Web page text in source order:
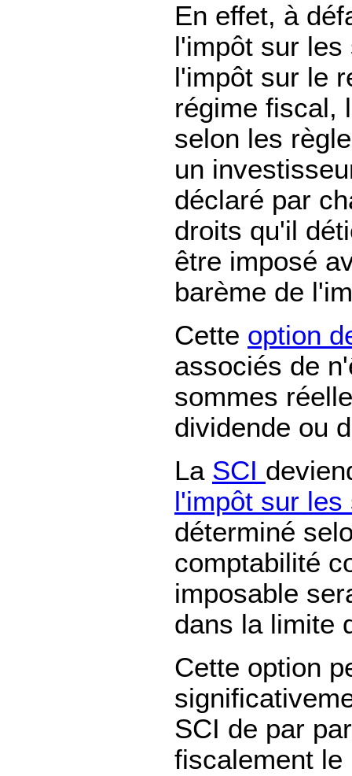
En effet, à
l'impôt sur
l'impôt sur le
régime fiscal,
selon les
un
déclaré par
droits qu'il
être imposé
barème de
Cette option
associés de
sommes
dividende ou
La SCI
l'impôt sur
déterminé
comptabilité
imposable
dans la limite
Cette option
SCI de par
fiscalement le